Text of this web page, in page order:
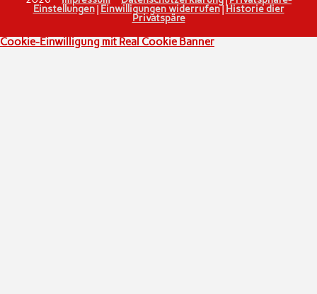
Einstellungen| Einwilligungen widerrufen|Historie dier
Privatspäre
Cookie-Einwilligung mit Real Cookie Banner